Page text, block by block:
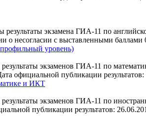
экзамена ГИА-11 по
о несогласии с выставленными
уровень)
экзаменов ГИА-11 по
официальной публикации
и ИКТ
экзаменов ГИА-11 по
публикации результатов: